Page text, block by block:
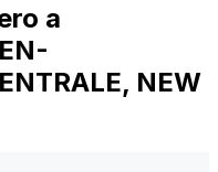
a
NEW